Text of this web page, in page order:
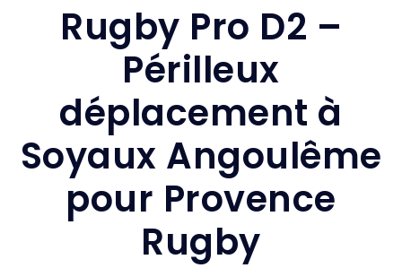
Rugby Pro D2 –
Périlleux
déplacement à
Soyaux Angoulême
pour Provence
Rugby